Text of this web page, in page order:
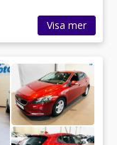
Visa mer